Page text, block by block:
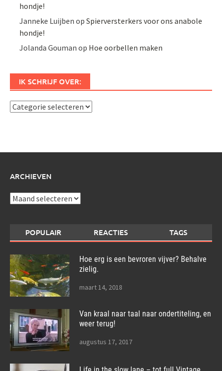
hondje!
Janneke Luijben opSpierversterkers voor ons anabole
hondje!
Jolanda Gouman op Hoe oorbellen maken
IK SCHRIJF OVER:
Ik
ARCHIEVEN
Archieven
POPULAIR REACTIES TAGS
Hoe erg is een bevroren vijver? Behalve
zielig.
maart 14, 2018
Van kraal naar taal naar ondertiteling, en
weer terug!
augustus 17, 2017